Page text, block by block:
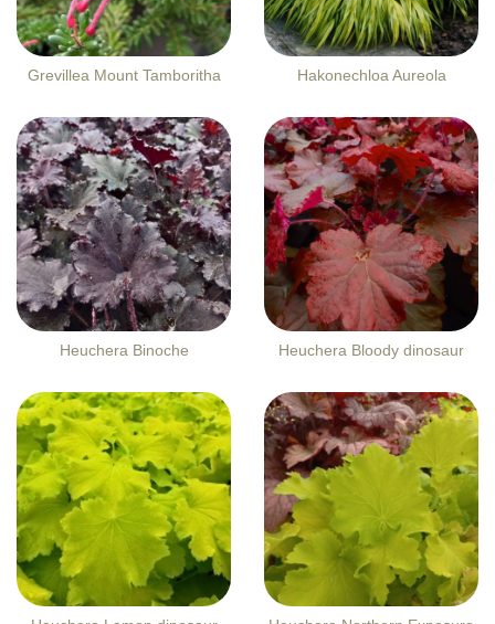
Grevillea Mount Tamboritha Hakonechloa Aureola
Heuchera Binoche Heuchera Bloody dinosaur